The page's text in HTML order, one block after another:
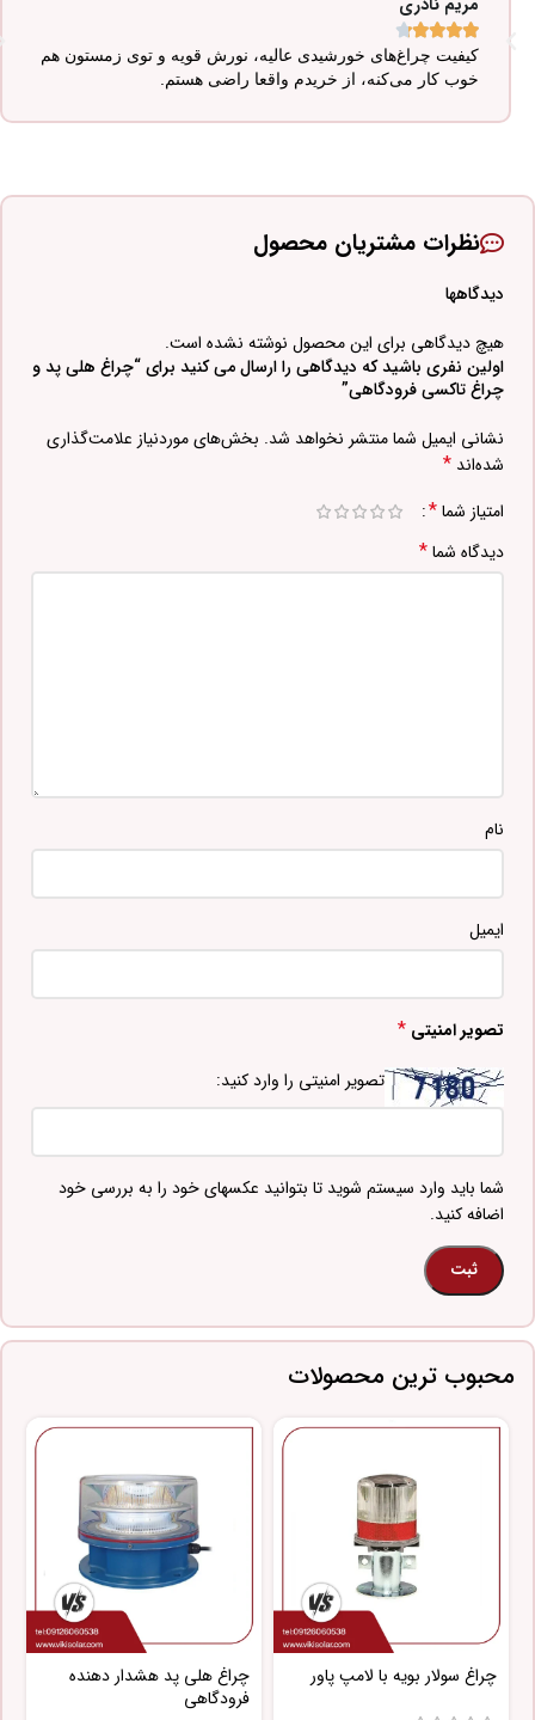





کیفیت چراغ‌های خورشیدی عالیه، نورش قویه و توی زمستون هم
خوب کار می‌کنه، از خریدم واقعا راضی هستم.
نظرات مشتریان محصول
دیدگاهها
هیچ دیدگاهی برای این محصول نوشته نشده است.
اولین نفری باشید که دیدگاهی را ارسال می کنید برای “چراغ هلی پد و
چراغ تاکسی فرودگاهی”
نشانی ایمیل شما منتشر نخواهد شد. بخش‌های موردنیاز علامت‌گذاری
شده‌اند *
امتیاز شما*
دیدگاه شما*
نام
ایمیل
تصویر امنیتی *
تصویر امنیتی را وارد کنید:
شما باید وارد سیستم شوید تا بتوانید عکسهای خود را به بررسی خود
اضافه کنید.
محبوب ترین محصولات
چراغ سولار بویه با لامپ پاور
چراغ هلی پد هشدار دهنده
فرودگاهی